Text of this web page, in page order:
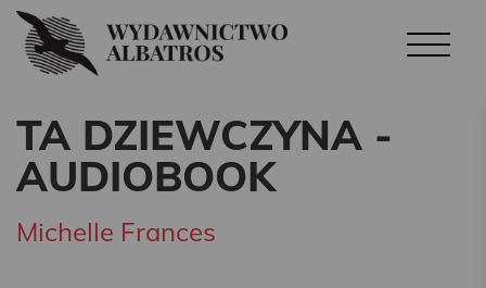
TA DZIEWCZYNA -
AUDIOBOOK
Michelle Frances